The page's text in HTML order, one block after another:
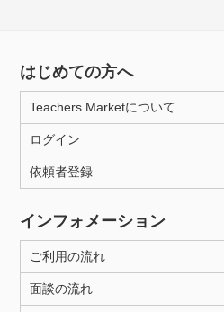
はじめての方へ
Teachers Marketについて
ログイン
依頼者登録
インフォメーション
ご利用の流れ
面談の流れ